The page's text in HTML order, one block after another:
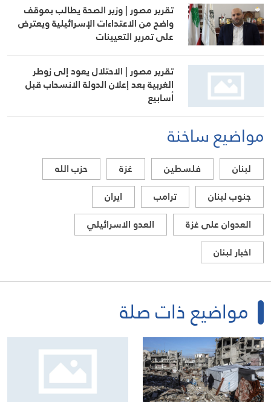
تقرير مصور | وزير الصحة يطالب بموقف
واضح من الاعتداءات الإسرائيلية ويعترض
على تمرير التعيينات
تقرير مصور | الاحتلال يعود إلى زوطر
الغربية بعد إعلان الدولة الانسحاب قبل
أسابيع
مواضيع ساخنة
لبنان فلسطين غزة
حزب الله
جنوب لبنان
ترامب
ايران
العدوان على غزة
العدو الاسرائيلي
اخبار لبنان
مواضيع ذات صلة